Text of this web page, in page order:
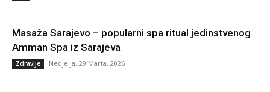
Masaža Sarajevo – popularni spa ritual jedinstvenog
Amman Spa iz Sarajeva
Zdravlje Nedjelja, 29 Marta, 2026